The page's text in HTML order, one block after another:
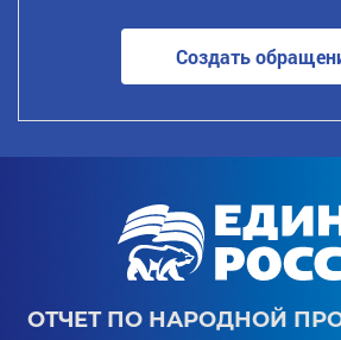
Создать
ОТЧЕТ ПО НАРОДНОЙ